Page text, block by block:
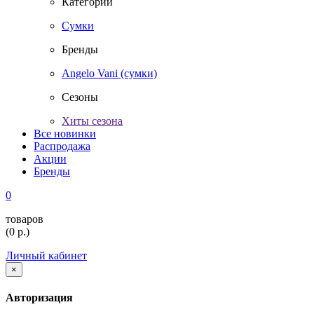
Сумки
Бренды
Angelo Vani (сумки)
Сезоны
Хиты сезона
Все новинки
Распродажа
Акции
Бренды
0
товаров
(0 р.)
Личный кабинет
×
Авторизация